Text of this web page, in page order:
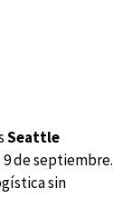
Seattle
de septiembre.
sin